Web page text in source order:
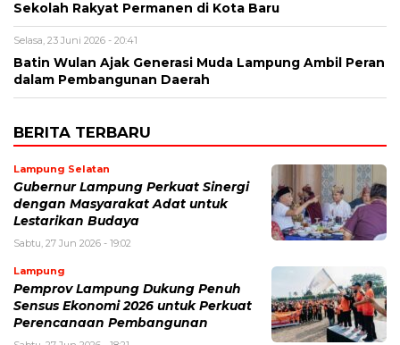
Sekolah Rakyat Permanen di Kota Baru
Selasa, 23 Juni 2026 - 20:41
Batin Wulan Ajak Generasi Muda Lampung Ambil Peran
dalam Pembangunan Daerah
BERITA TERBARU
Lampung Selatan
Gubernur Lampung Perkuat Sinergi
dengan Masyarakat Adat untuk
Lestarikan Budaya
Sabtu, 27 Jun 2026 - 19:02
Lampung
Pemprov Lampung Dukung Penuh
Sensus Ekonomi 2026 untuk Perkuat
Perencanaan Pembangunan